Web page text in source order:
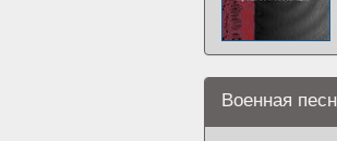
Военная